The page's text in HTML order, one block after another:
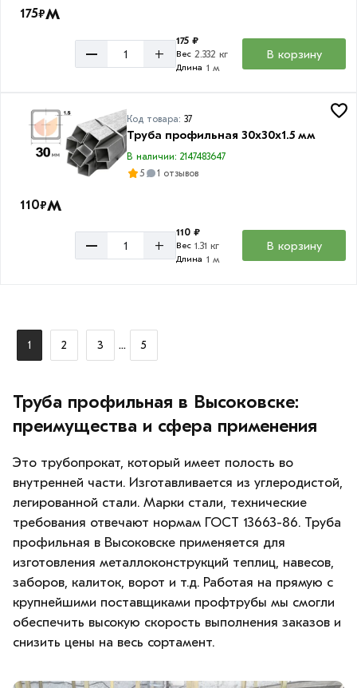
175₽м
– +
175 ₽
Вес 2.332 кг
Длина 1 м
В корзину
Код товара: 37
Труба профильная 30х30х1.5 мм
В наличии: 2147483647
5
1 отзывов
110₽м
– +
110 ₽
Вес 1.31 кг
Длина 1 м
В корзину
1 2 3 ... 5
Труба профильная в Высоковске:
преимущества и сфера применения
Это трубопрокат, который имеет полость во
внутренней части. Изготавливается из углеродистой,
легированной стали. Марки стали, технические
требования отвечают нормам ГОСТ 13663-86. Труба
профильная в Высоковске применяется для
изготовления металлоконструкций теплиц, навесов,
заборов, калиток, ворот и т.д. Работая на прямую с
крупнейшими поставщиками профтрубы мы смогли
обеспечить высокую скорость выполнения заказов и
снизить цены на весь сортамент.